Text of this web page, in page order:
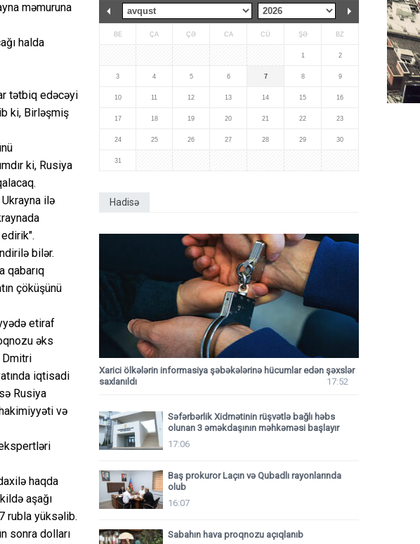
məmuruna
halda
tətbiq edəcəyi
ki, Birləşmiş
ki, Rusiya
ilə
bilər.
qabarıq
çöküşünü
etiraf
əks
Dmitri
iqtisadi
Rusiya
və
haqda
aşağı
rubla yüksəlib.
sonra dolları
BE ÇA ÇƏ CA CÜ ŞƏ BZ
1 2
3 4 5 6 7 8 9
10 11 12 13 14 15 16
17 18 19 20 21 22 23
24 25 26 27 28 29 30
31
Hadisə
Xarici ölkələrin informasiya şəbəkələrinə hücumlar edən şəxslər
saxlanıldı
17:52
Səfərbərlik Xidmətinin rüşvətlə bağlı həbs
olunan 3 əməkdaşının məhkəməsi başlayır
17:06
Baş prokuror Laçın və Qubadlı rayonlarında
olub
16:07
Sabahın hava proqnozu açıqlanıb